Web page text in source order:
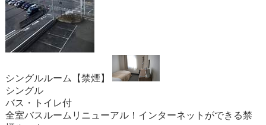
シングルルーム【禁煙】
シングル
バス・トイレ付
全室バスルームリニューアル！インターネットができる禁